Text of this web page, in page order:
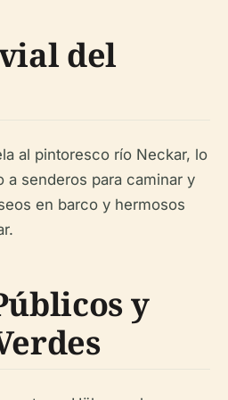
del
al pintoresco río Neckar, lo
a senderos para caminar y
en barco y hermosos
y